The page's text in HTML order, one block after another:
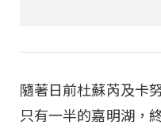
隨著日前杜蘇芮及卡
只有一半的嘉明湖，